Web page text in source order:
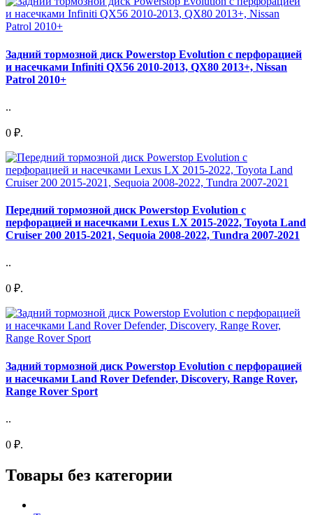
Задний тормозной диск Powerstop Evolution с перфорацией
и насечками Infiniti QX56 2010-2013, QX80 2013+, Nissan
Patrol 2010+
..
0 ₽.
Передний тормозной диск Powerstop Evolution с
перфорацией и насечками Lexus LX 2015-2022, Toyota Land
Cruiser 200 2015-2021, Sequoia 2008-2022, Tundra 2007-2021
..
0 ₽.
Задний тормозной диск Powerstop Evolution с перфорацией
и насечками Land Rover Defender, Discovery, Range Rover,
Range Rover Sport
..
0 ₽.
Товары без категории